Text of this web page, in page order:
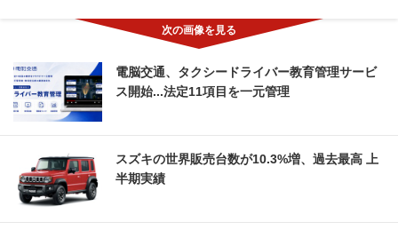
電脳交通、タクシードライバー教育管理サービ
ス開始...法定11項目を一元管理
スズキの世界販売台数が10.3%増、過去最高 上
半期実績